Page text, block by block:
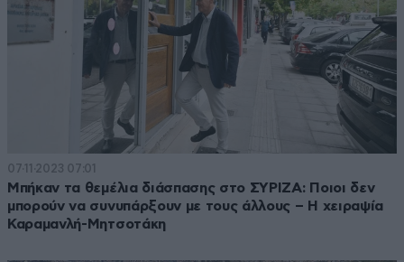
07·11·2023 07:01
Μπήκαν τα θεμέλια διάσπασης στο ΣΥΡΙΖΑ: Ποιοι δεν
μπορούν να συνυπάρξουν με τους άλλους – Η χειραψία
Καραμανλή-Μητσοτάκη